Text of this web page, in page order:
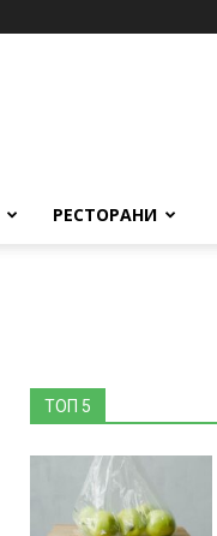
РЕСТОРАНИ
ТОП 5